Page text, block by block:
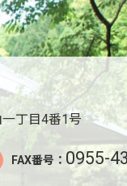
丁目4番1号
FAX番号： 0955-